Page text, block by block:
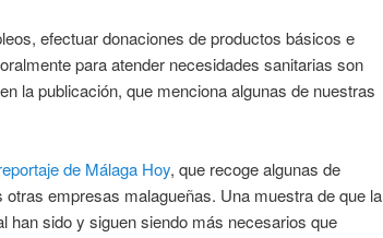
efectuar donaciones de productos básicos e
para atender necesidades sanitarias son
la publicación, que menciona algunas de nuestras
de Málaga Hoy, que recoge algunas de
empresas malagueñas. Una muestra de que la
han sido y siguen siendo más necesarios que